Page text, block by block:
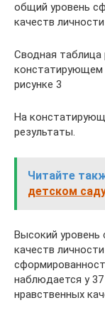
общий уровень
качеств
Сводная таблица
констатирующем
рисунке 3
На
результаты.
Читайте
детском
Высокий уровень
качеств
наблюдается у
нравственных